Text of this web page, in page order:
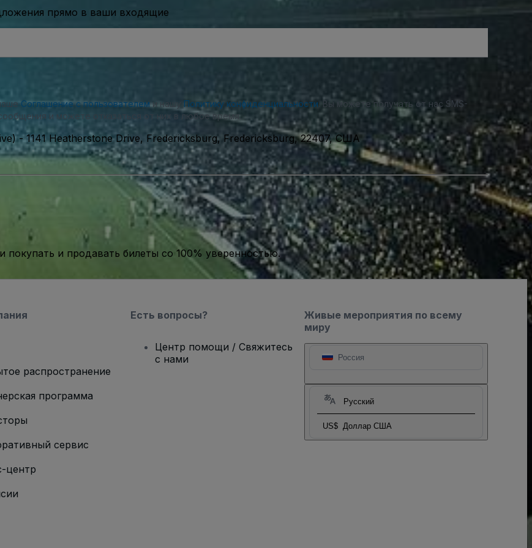
прямо в ваши входящие
Соглашение с пользователеми нашу Политику конфиденциальности . Вы можете получать от нас SMS-
сообщения и можете отказаться от них в любое время.
-1141 Heatherstone Drive, Fredericksburg, Fredericksburg, 22407, США
и продавать билеты со 100% уверенностью.
Живые мероприятия по всему
миру
Россия
Русский
US$ Доллар США
распространение
программа
сервис
центр
Есть вопросы?
Центр помощи / Свяжитесь
с нами